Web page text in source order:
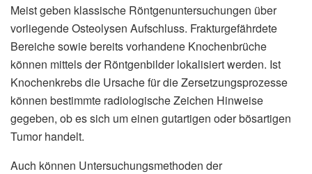
Meist geben klassische Röntgenuntersuchungen über
vorliegende Osteolysen Aufschluss. Frakturgefährdete
Bereiche sowie bereits vorhandene Knochenbrüche
können mittels der Röntgenbilder lokalisiert werden. Ist
Knochenkrebs die Ursache für die Zersetzungsprozesse
können bestimmte radiologische Zeichen Hinweise
gegeben, ob es sich um einen gutartigen oder bösartigen
Tumor handelt.
Auch können Untersuchungsmethoden der